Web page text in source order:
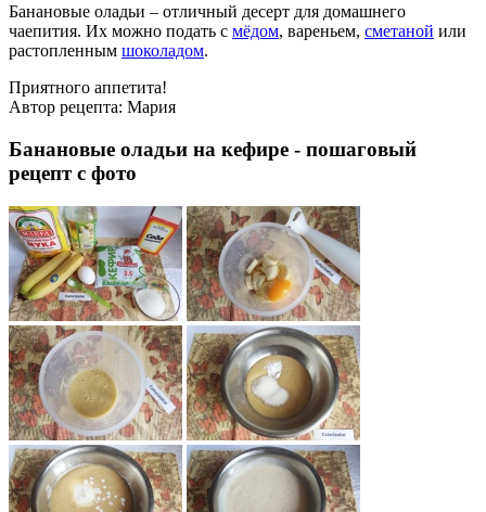
Банановые оладьи – отличный десерт для домашнего
чаепития. Их можно подать с мёдом, вареньем, сметаной или
растопленным шоколадом.
Приятного аппетита!
Автор рецепта: Мария
Банановые оладьи на кефире - пошаговый
рецепт с фото